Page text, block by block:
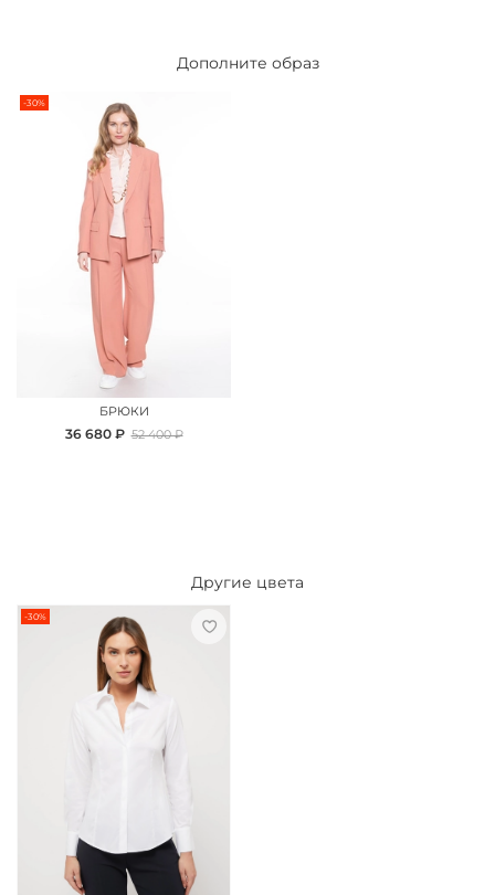
Дополните образ
-30%
БРЮКИ
36 680 ₽ 52 400 ₽
Другие цвета
-30%